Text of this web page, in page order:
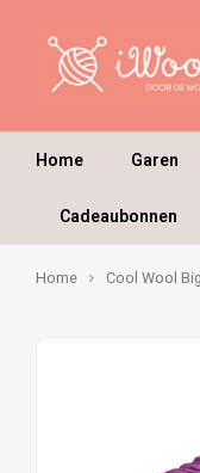
Home Garen
Cadeaubonnen
Home Cool Wool